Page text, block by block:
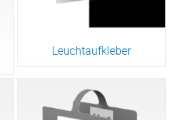
Leuchtaufkleber